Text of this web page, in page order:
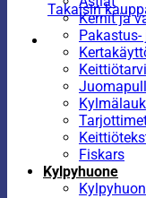
Takaisin
Kernit ja
Fiskars
Kylpyhuone